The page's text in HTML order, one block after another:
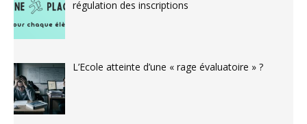
régulation des inscriptions
L’Ecole atteinte d’une « rage évaluatoire » ?